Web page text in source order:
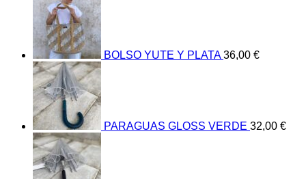
múltiples
variantes.
opciones
pueden
página
producto
BOLSO YUTE Y PLATA 36,00 €
PARAGUAS GLOSS VERDE 32,00 €